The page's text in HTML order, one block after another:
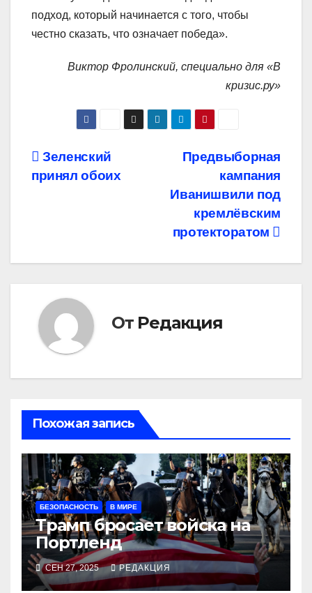
подход, который начинается с того, чтобы
честно сказать, что означает победа».
Виктор Фролинский, специально для «В
кризис.ру»
Навигация
по
Предвыборная
кампания
Иванишвили под
кремлёвским
протекторатом
Зеленский
принял обоих
От Редакция
Похожая запись
БЕЗОПАСНОСТЬ В МИРЕ
Трамп бросает войска на
Портленд
СЕН 27, 2025 РЕДАКЦИЯ